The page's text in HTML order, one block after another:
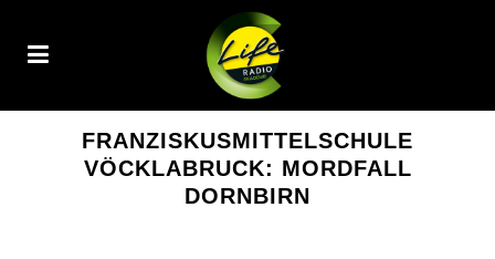
FRANZISKUSMITTELSCHULE
VÖCKLABRUCK: MORDFALL
DORNBIRN